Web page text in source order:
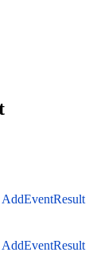
AddEventResult
AddEventResult